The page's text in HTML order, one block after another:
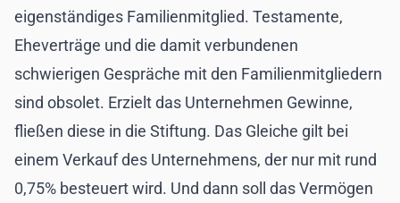
eigenständiges Familienmitglied. Testamente,
Eheverträge und die damit verbundenen
schwierigen Gespräche mit den Familienmitgliedern
sind obsolet. Erzielt das Unternehmen Gewinne,
fließen diese in die Stiftung. Das Gleiche gilt bei
einem Verkauf des Unternehmens, der nur mit rund
0,75% besteuert wird. Und dann soll das Vermögen